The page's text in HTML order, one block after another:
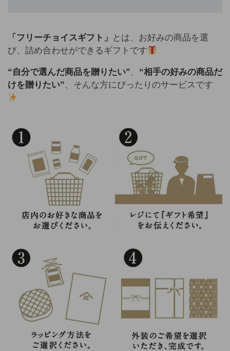
「フリーチョイスギフト」
とは、お好みの商品を選
び、詰め合わせができるギフトです
“自分で選んだ商品を贈りたい”、 “相手の好みの商品だ
けを贈りたい”、そんな方にぴったりのサービスです